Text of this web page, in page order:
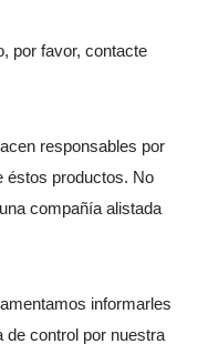
por favor, contacte
responsables por
éstos productos. No
compañía alistada
informarles
de control por nuestra